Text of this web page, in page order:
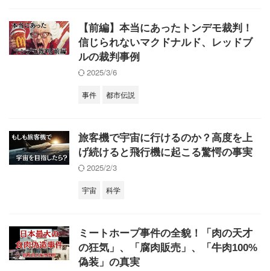
【前編】本当にあったトンデモ裁判！
信じられないマクドナルド、レッドブ
ルの裁判事例
2025/3/6
事件 都市伝説
旅客機で宇宙に行けるのか？高度を上
げ続けると飛行機に起こる驚愕の事実
2025/2/3
宇宙 科学
ミートホープ事件の全貌！「肉の天才
の狂気」、「腐肉販売」、「牛肉100%
偽装」の真実